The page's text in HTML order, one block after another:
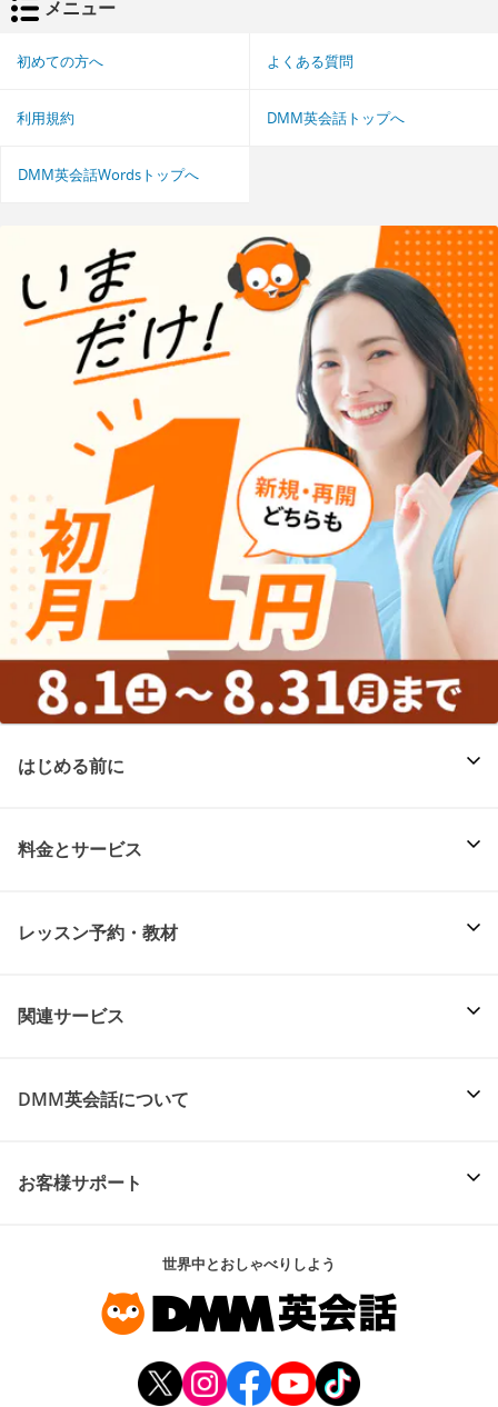
メニュー
初めての方へ よくある質問
利用規約 DMM英会話トップへ
DMM英会話Wordsトップへ
はじめる前に
料金とサービス
レッスン予約・教材
関連サービス
DMM英会話について
お客様サポート
世界中とおしゃべりしよう